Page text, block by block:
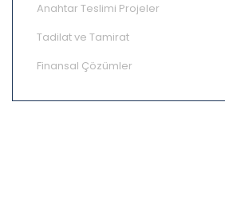
Anahtar Teslimi Projeler
Tadilat ve Tamirat
Finansal Çözümler